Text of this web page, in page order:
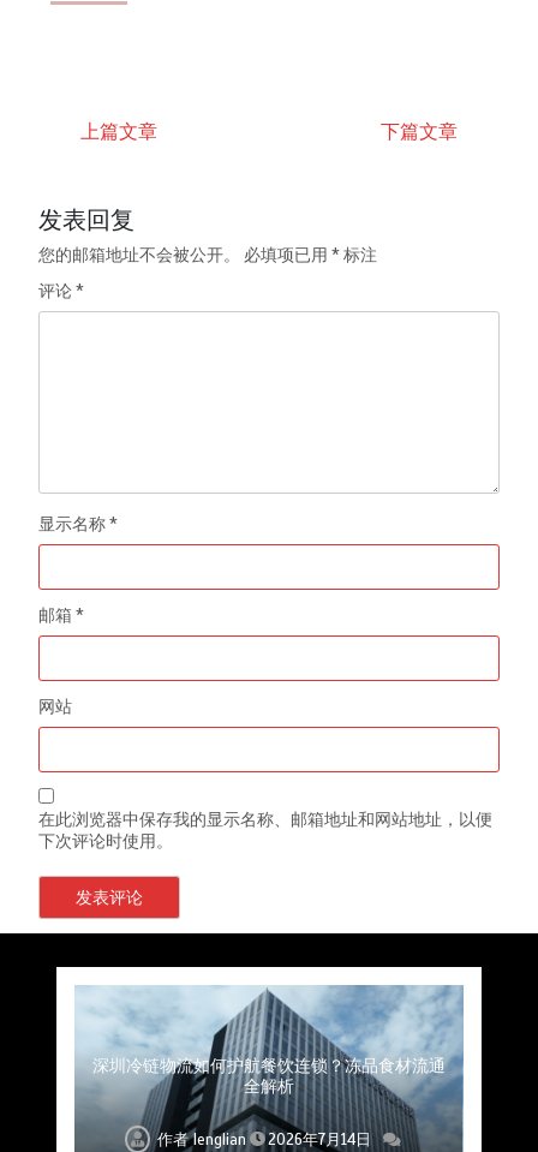
上篇文章 下篇文章
发表回复
您的邮箱地址不会被公开。 必填项已用*标注
评论*
显示名称*
邮箱*
网站
在此浏览器中保存我的显示名称、邮箱地址和网站地址，以便
下次评论时使用。
上海餐饮连锁加速，冷链配送如何破解冻品食材
流通难题？
作者lenglian
2026年7月14日
杭州中央厨房布局餐饮连锁，冷链配送如何打通
关键一环
作者lenglian
2026年7月14日
北京餐饮企业如何选择冷链公司？
作者lenglian
2026年7月14日
深圳冷链物流如何护航餐饮连锁？冻品食材流通
全解析
作者lenglian
2026年7月14日
北京餐饮仓配一体化的核心价值与落地实践解析
作者lenglian
2026年7月14日
武汉冻品配送三要素：控温、时效、低成本如何
兼得？
作者lenglian
2026年7月14日
重庆冷链布局解冻食材运输密码，餐饮连锁如何
稳控品质？
作者lenglian
2026年7月14日